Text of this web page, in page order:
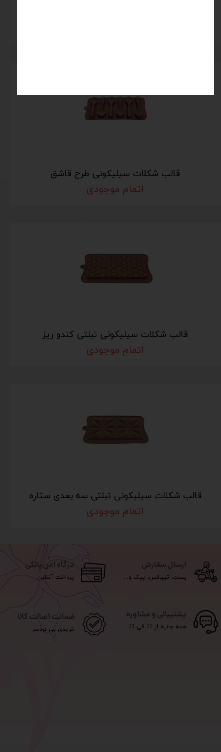
قالب شکلات سیلیکونی طرح قاشق
اتمام موجودی
قالب شکلات سیلیکونی تبلتی کندو ریز
اتمام موجودی
قالب شکلات سیلیکونی تبلتی سه بعدی ستاره
اتمام موجودی
ارسال سفارش
پست، تیپاکس، پیک و...
درگاه امن بانکی
پرداخت آنلاین
پشتیبانی و مشاوره
همه جانبه از 11 الی 21
ضمانت اصالت کالا
خریدی بی دردسر